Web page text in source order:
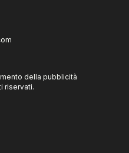
della pubblicità
riservati.